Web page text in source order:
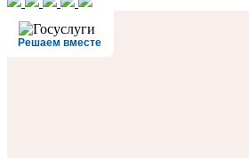
Решаем вместе